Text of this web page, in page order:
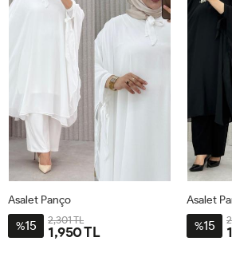
Asalet Panço
%15 2,301 TL
1,950 TL
Asalet
%15